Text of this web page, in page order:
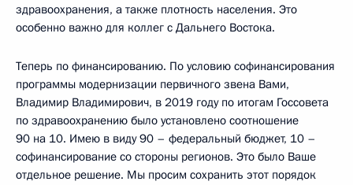
здравоохранения, а также плотность населения. Это
особенно важно для коллег с Дальнего Востока.
Теперь по финансированию. По условию софинансирования
программы модернизации первичного звена Вами,
Владимир Владимирович, в 2019 году по итогам Госсовета
по здравоохранению было установлено соотношение
90 на 10. Имею в виду 90 – федеральный бюджет, 10 –
софинансирование со стороны регионов. Это было Ваше
отдельное решение. Мы просим сохранить этот порядок